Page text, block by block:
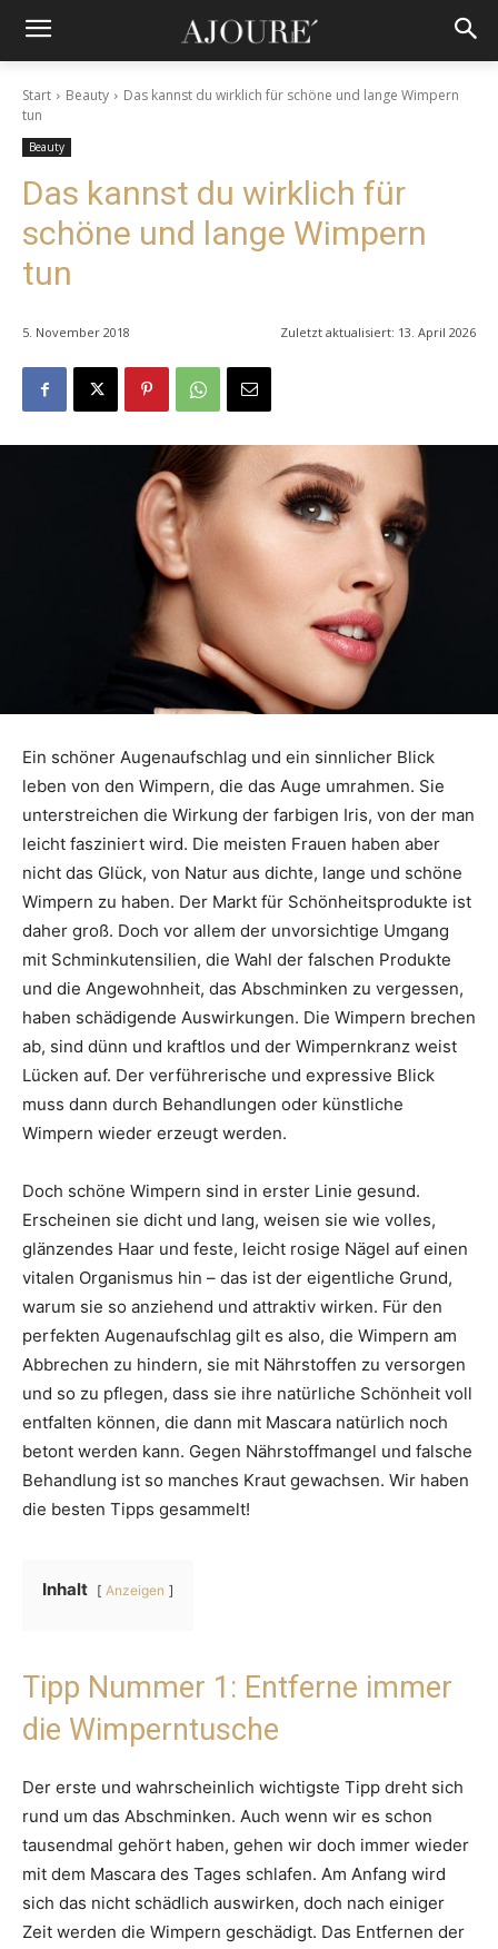
Start Beauty
Das kannst du wirklich für schöne und lange Wimpern
tun
Beauty
Das kannst du wirklich für
schöne und lange Wimpern
tun
5. November 2018 Zuletzt aktualisiert: 13. April 2026
Ein schöner Augenaufschlag und ein sinnlicher Blick
leben von den Wimpern, die das Auge umrahmen. Sie
unterstreichen die Wirkung der farbigen Iris, von der man
leicht fasziniert wird. Die meisten Frauen haben aber
nicht das Glück, von Natur aus dichte, lange und schöne
Wimpern zu haben. Der Markt für Schönheitsprodukte ist
daher groß. Doch vor allem der unvorsichtige Umgang
mit Schminkutensilien, die Wahl der falschen Produkte
und die Angewohnheit, das Abschminken zu vergessen,
haben schädigende Auswirkungen. Die Wimpern brechen
ab, sind dünn und kraftlos und der Wimpernkranz weist
Lücken auf. Der verführerische und expressive Blick
muss dann durch Behandlungen oder künstliche
Wimpern wieder erzeugt werden.
Doch schöne Wimpern sind in erster Linie gesund.
Erscheinen sie dicht und lang, weisen sie wie volles,
glänzendes Haar und feste, leicht rosige Nägel auf einen
vitalen Organismus hin – das ist der eigentliche Grund,
warum sie so anziehend und attraktiv wirken. Für den
perfekten Augenaufschlag gilt es also, die Wimpern am
Abbrechen zu hindern, sie mit Nährstoffen zu versorgen
und so zu pflegen, dass sie ihre natürliche Schönheit voll
entfalten können, die dann mit Mascara natürlich noch
betont werden kann. Gegen Nährstoffmangel und falsche
Behandlung ist so manches Kraut gewachsen. Wir haben
die besten Tipps gesammelt!
Inhalt Anzeigen
Tipp Nummer 1: Entferne immer
die Wimperntusche
Der erste und wahrscheinlich wichtigste Tipp dreht sich
rund um das Abschminken. Auch wenn wir es schon
tausendmal gehört haben, gehen wir doch immer wieder
mit dem Mascara des Tages schlafen. Am Anfang wird
sich das nicht schädlich auswirken, doch nach einiger
Zeit werden die Wimpern geschädigt. Das Entfernen der